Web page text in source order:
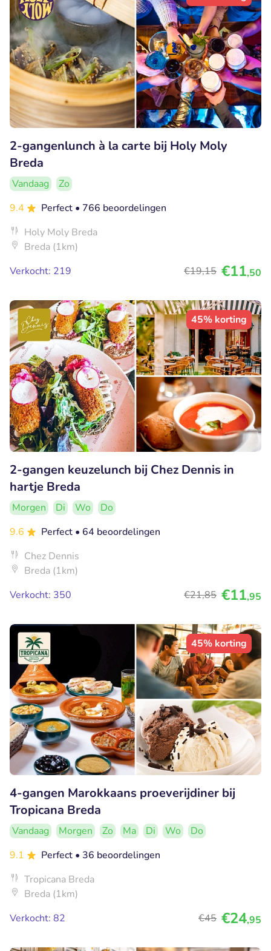
2-gangenlunch à la carte bij Holy Moly
Breda
Vandaag
Zo
9.4
Perfect • 766 beoordelingen
Holy Moly Breda
Breda (1km)
Verkocht: 219
€19,15 €11,50
45% korting
2-gangen keuzelunch bij Chez Dennis in
hartje Breda
Morgen Di Wo
Do
9.6
Perfect • 64 beoordelingen
Chez Dennis
Breda (1km)
Verkocht: 350
€21,85 €11,95
45% korting
4-gangen Marokkaans proeverijdiner bij
Tropicana Breda
Vandaag Morgen Zo Ma Di Wo
Do
9.1
Perfect • 36 beoordelingen
Tropicana Breda
Breda (1km)
Verkocht: 82
€45 €24,95